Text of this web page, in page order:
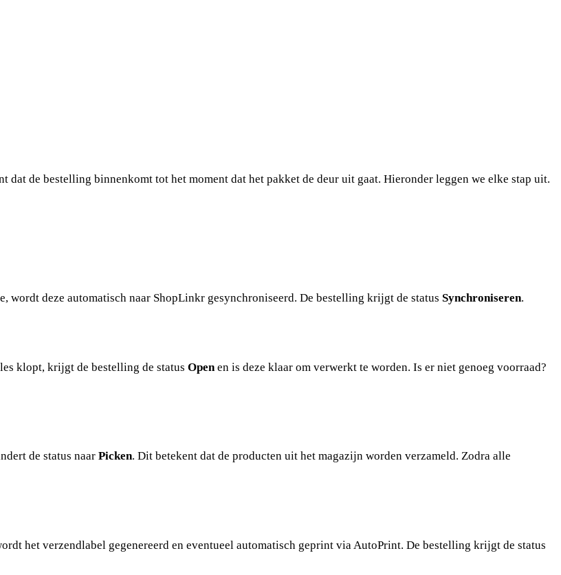
de bestelling binnenkomt tot het moment dat het pakket de deur uit gaat. Hieronder leggen we elke stap uit.
wordt deze automatisch naar ShopLinkr gesynchroniseerd. De bestelling krijgt de status Synchroniseren.
klopt, krijgt de bestelling de status Openen is deze klaar om verwerkt te worden. Is er niet genoeg voorraad?
de status naar Picken. Dit betekent dat de producten uit het magazijn worden verzameld. Zodra alle
het verzendlabel gegenereerd en eventueel automatisch geprint viaAutoPrint. De bestelling krijgt de status